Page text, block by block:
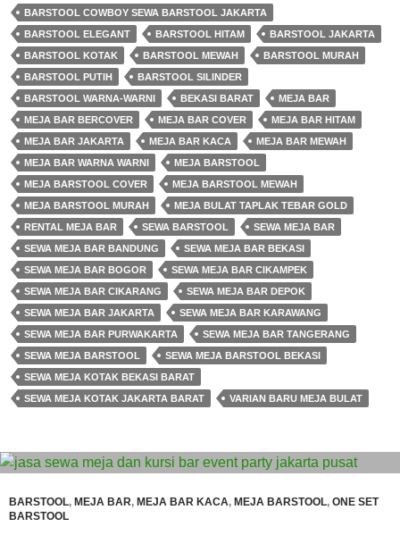
BARSTOOL COWBOY SEWA BARSTOOL JAKARTA
BARSTOOL ELEGANT
BARSTOOL HITAM
BARSTOOL JAKARTA
BARSTOOL KOTAK
BARSTOOL MEWAH
BARSTOOL MURAH
BARSTOOL PUTIH
BARSTOOL SILINDER
BARSTOOL WARNA-WARNI
BEKASI BARAT
MEJA BAR
MEJA BAR BERCOVER
MEJA BAR COVER
MEJA BAR HITAM
MEJA BAR JAKARTA
MEJA BAR KACA
MEJA BAR MEWAH
MEJA BAR WARNA WARNI
MEJA BARSTOOL
MEJA BARSTOOL COVER
MEJA BARSTOOL MEWAH
MEJA BARSTOOL MURAH
MEJA BULAT TAPLAK TEBAR GOLD
RENTAL MEJA BAR
SEWA BARSTOOL
SEWA MEJA BAR
SEWA MEJA BAR BANDUNG
SEWA MEJA BAR BEKASI
SEWA MEJA BAR BOGOR
SEWA MEJA BAR CIKAMPEK
SEWA MEJA BAR CIKARANG
SEWA MEJA BAR DEPOK
SEWA MEJA BAR JAKARTA
SEWA MEJA BAR KARAWANG
SEWA MEJA BAR PURWAKARTA
SEWA MEJA BAR TANGERANG
SEWA MEJA BARSTOOL
SEWA MEJA BARSTOOL BEKASI
SEWA MEJA KOTAK BEKASI BARAT
SEWA MEJA KOTAK JAKARTA BARAT
VARIAN BARU MEJA BULAT
BARSTOOL, MEJA BAR, MEJA BAR KACA, MEJA BARSTOOL, ONE SET
BARSTOOL